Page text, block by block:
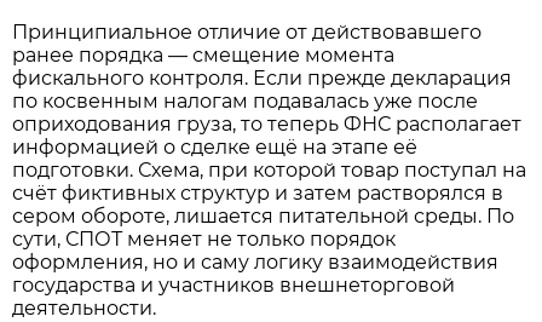
Принципиальное отличие от действовавшего
ранее порядка — смещение момента
фискального контроля. Если прежде декларация
по косвенным налогам подавалась уже после
оприходования груза, то теперь ФНС располагает
информацией о сделке ещё на этапе её
подготовки. Схема, при которой товар поступал на
счёт фиктивных структур и затем растворялся в
сером обороте, лишается питательной среды. По
сути, СПОТ меняет не только порядок
оформления, но и саму логику взаимодействия
государства и участников внешнеторговой
деятельности.